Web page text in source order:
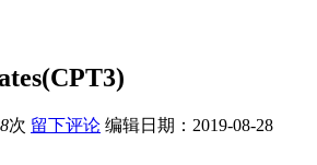
次 留下评论 编辑日期： 2019-08-28